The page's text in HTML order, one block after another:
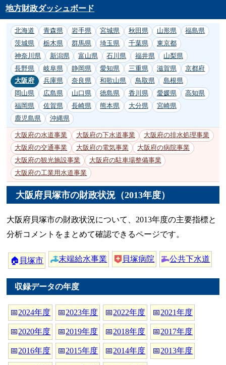
地方財政ダッシュボード
北海道 青森県 岩手県 宮城県 秋田県 山形県
福島県
茨城県
栃木県 群馬県 埼玉県 千葉県
東京都
神奈川県
新潟県 富山県 石川県 福井県
山梨県
長野県
岐阜県 静岡県 愛知県 三重県 滋賀県
京都府
大阪府
兵庫県 奈良県 和歌山県 鳥取県
島根県
岡山県
広島県 山口県 徳島県 香川県 愛媛県
高知県
福岡県
佐賀県 長崎県 熊本県 大分県
宮崎県
鹿児島県
沖縄県
大阪府の水道事業 大阪府の下水道事業
大阪府の排水処理事業
大阪府の交通事業
大阪府の電気事業
大阪府の病院事業
大阪府の観光施設事業
大阪府の駐車場整備事業
大阪府の工業用水道事業
大阪府貝塚市の財政状況（2013年度）
大阪府貝塚市の財政状況について、2013年度の主要指標と
分析コメントをまとめて確認できるページです。
🏠 貝塚市 末端給水事業 貝塚病院 公共下水道
収録データの年度
📅2024年度 📅2023年度 📅2022年度 📅2021年度
📅2020年度 📅2019年度 📅2018年度 📅2017年度
📅2016年度 📅2015年度 📅2014年度 📅2013年度